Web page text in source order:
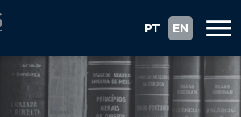
PT EN